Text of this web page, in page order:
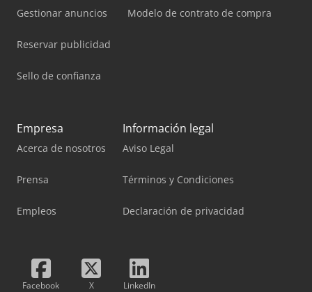
Gestionar anuncios
Reservar publicidad
Sello de confianza
Modelo de contrato de compra
Empresa
Acerca de nosotros
Prensa
Empleos
Información legal
Aviso Legal
Términos y Condiciones
Declaración de privacidad
Facebook X LinkedIn